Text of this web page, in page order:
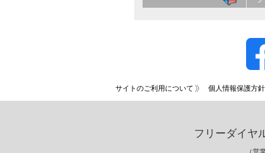
サイトのご利用について 個人情報保護方針
フリーダイヤ